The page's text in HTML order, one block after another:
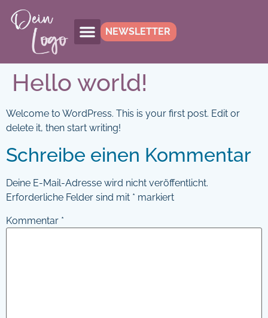
NEWSLETTER
Hello world!
Welcome to WordPress. This is your first post. Edit or
delete it, then start writing!
Schreibe einen Kommentar
Deine E-Mail-Adresse wird nicht veröffentlicht.
Erforderliche Felder sind mit * markiert
Kommentar *